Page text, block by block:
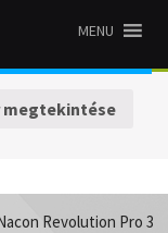
MENU
megtekintése
Revolution Pro 3